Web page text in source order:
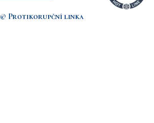
© Protikorupční linka